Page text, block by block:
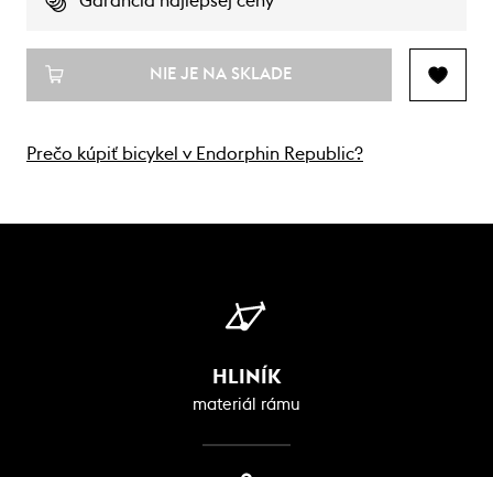
NIE JE NA SKLADE
Prečo kúpiť bicykel v Endorphin Republic?
HLINÍK
materiál rámu